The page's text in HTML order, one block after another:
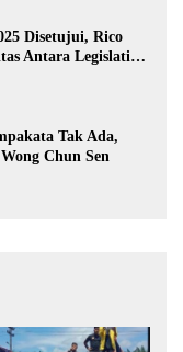
Disetujui, Rico
Antara Legislatif
Tak Ada,
Chun Sen